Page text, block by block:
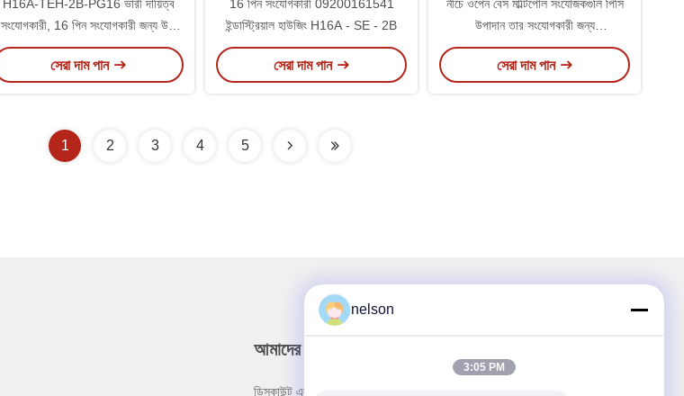
H16A-TEH-2B-PG16 ভারী দায়িত্ব
সংযোগকারী, 16 পিন সংযোগকারী জন্য উচ্চ
তাপমাত্রা 09200160440 হুড
সেরা দাম পান
16 পিন সংযোগকারী 09200161541
ইন্ডাস্ট্রিয়াল হাউজিং H16A - SE - 2B
সেরা দাম পান
নীচে ওপেন বেস মাল্টিপোল সংযোজকগুলি পিসি
উপাদান তার সংযোগকারী জন্য
09200030320
সেরা দাম পান
1 2 3 4 5
আমাদের নিউজলেটার
ডিসকাউন্ট এবং আরো জন্য আমাদের নিউজলেটার সদস্যতা.
nelson
3:05 PM